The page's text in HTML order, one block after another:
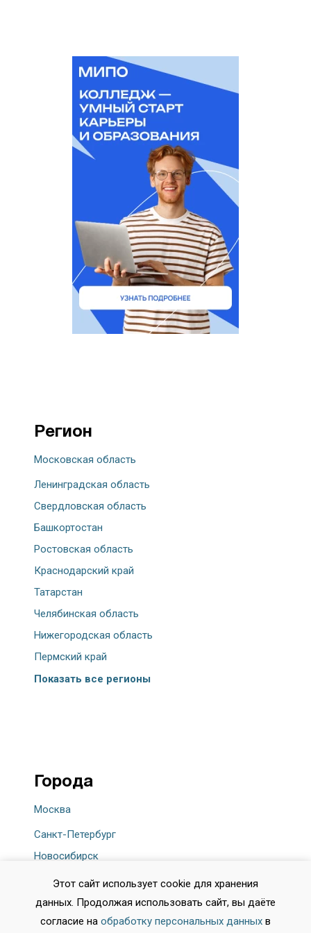
Регион
Московская область
Ленинградская область
Свердловская область
Башкортостан
Ростовская область
Краснодарский край
Татарстан
Челябинская область
Нижегородская область
Пермский край
Показать все регионы
Города
Москва
Санкт-Петербург
Новосибирск
Екатеринбург
Казань
Нижний Новгород
Этот сайт использует cookie для хранения
данных. Продолжая использовать сайт, вы даёте
согласие на обработку персональных данных в